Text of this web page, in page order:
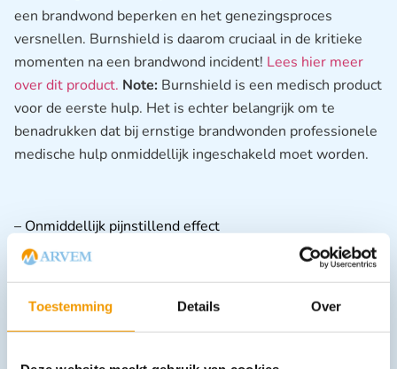
Toestemming Details Over
een brandwond beperken en het genezingsproces
versnellen. Burnshield is daarom cruciaal in de kritieke
momenten na een brandwond incident! Lees hier meer
over dit product. Note: Burnshield is een medisch product
voor de eerste hulp. Het is echter belangrijk om te
benadrukken dat bij ernstige brandwonden professionele
medische hulp onmiddellijk ingeschakeld moet worden.
– Onmiddellijk pijnstillend effect
– Gecontroleerde hitte afvoer vanuit de wond (koelen)
– Een steriele en antibacteriële werking
– Bevorderd de bloeddoorstroming